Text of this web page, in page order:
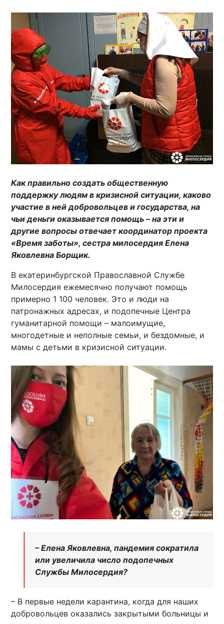
Как правильно создать общественную
поддержку людям в кризисной ситуации, каково
участие в ней добровольцев и государства, на
чьи деньги оказывается помощь – на эти и
другие вопросы отвечает координатор проекта
«Время заботы», сестра милосердия Елена
Яковлевна Борщик.
В екатеринбургской Православной Службе
Милосердия ежемесячно получают помощь
примерно 1 100 человек. Это и люди на
патронажных адресах, и подопечные Центра
гуманитарной помощи – малоимущие,
многодетные и неполные семьи, и бездомные, и
мамы с детьми в кризисной ситуации.
– Елена Яковлевна, пандемия сократила
или увеличила число подопечных
Службы Милосердия?
– В первые недели карантина, когда для наших
добровольцев оказались закрытыми больницы и